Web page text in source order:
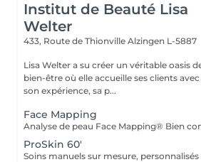
Institut de Beauté Lisa
Welter
433, Route de Thionville Alzingen L-5887
Lisa Welter a su créer un véritable oasis
bien-être où elle accueille ses clients
son expérience, sa p...
Face Mapping
ProSkin 60'